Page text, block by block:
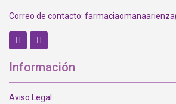
Correo de contacto:
Información
Aviso Legal